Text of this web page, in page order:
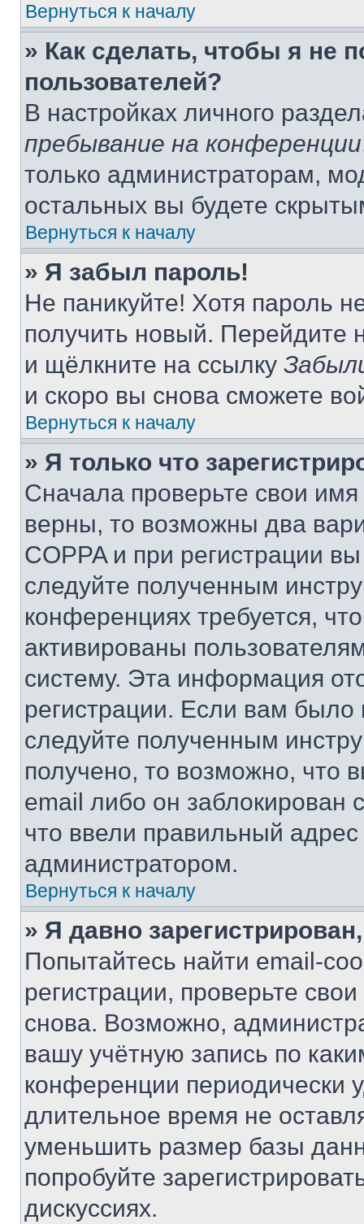
Вернуться к началу
» Как сделать, чтобы я не
пользователей?
В настройках личного
пребывание на конференции
только администраторам,
остальных вы будете
Вернуться к началу
» Я забыл пароль!
Не паникуйте! Хотя пароль
получить новый. Перейдите
и щёлкните на ссылку
и скоро вы снова сможете
Вернуться к началу
» Я только что
Сначала проверьте свои
верны, то возможны два
COPPA и при регистрации
следуйте полученным
конференциях требуется,
активированы
систему. Эта информация
регистрации. Если вам
следуйте полученным
получено, то возможно, что
email либо он
что ввели правильный адрес
администратором.
Вернуться к началу
» Я давно
Попытайтесь найти email-
регистрации, проверьте
снова. Возможно,
вашу учётную запись по
конференции периодически
длительное время не
уменьшить размер базы
попробуйте
дискуссиях.